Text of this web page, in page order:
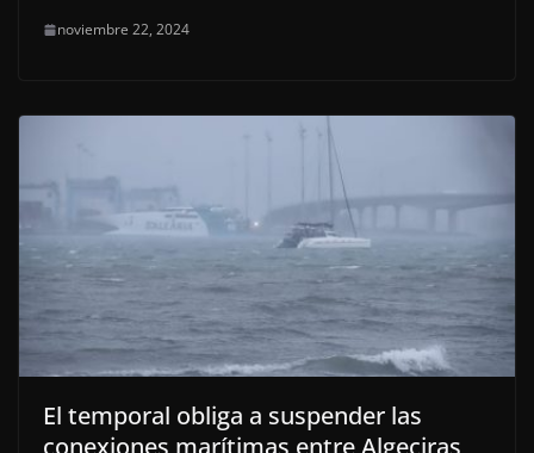
noviembre 22, 2024
El temporal obliga a suspender las
conexiones marítimas entre Algeciras,